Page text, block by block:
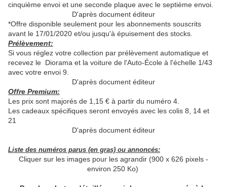
cinquième envoi et une seconde plaque avec le septième envoi.
D'après document éditeur
*Offre disponible seulement pour les abonnements souscrits
avant le 17/01/2020 et/ou jusqu'à épuisement des stocks.
Prélèvement:
Si vous réglez votre collection par prélèvement automatique et
recevez le Diorama et la voiture de l'Auto-École à l'échelle 1/43
avec votre envoi 9.
D'après document éditeur
Offre Premium:
Les prix sont majorés de 1,15 € à partir du numéro 4.
Les cadeaux spécifiques seront envoyés avec les colis 8, 14 et
21
D'après document éditeur
Liste des numéros parus (en gras) ou annoncés:
Cliquer sur les images pour les agrandir (900 x 626 pixels -
environ 250 Ko)